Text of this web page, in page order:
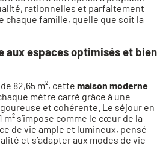
rationnelles et parfaitement
chaque famille, quelle que soit la
aux espaces optimisés et bien
82,65 m², cette maison moderne
mètre carré grâce à une
et cohérente. Le séjour en
s’impose comme le cœur de la
de vie ample et lumineux, pensé
et s’adapter aux modes de vie